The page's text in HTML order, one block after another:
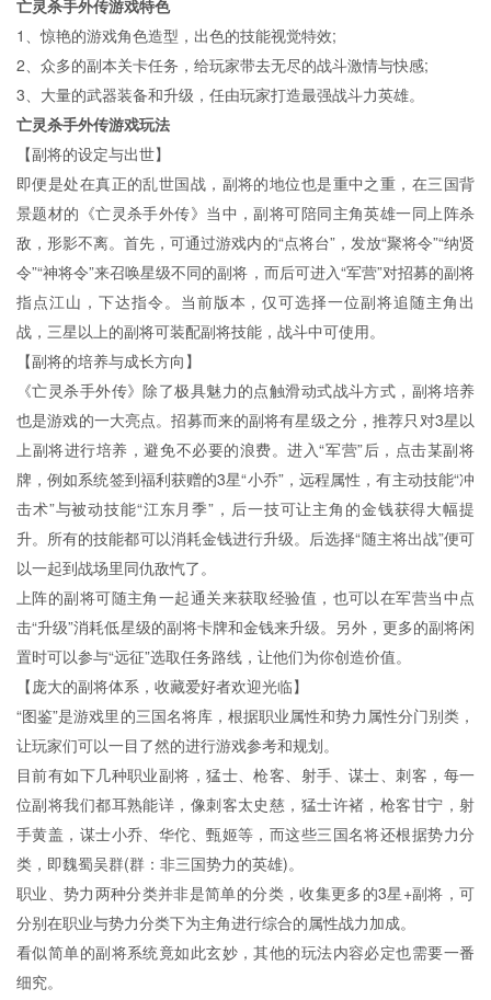
亡灵杀手外传游戏特色
1、惊艳的游戏角色造型，出色的技能视觉特效;
2、众多的副本关卡任务，给玩家带去无尽的战斗激情与快感;
3、大量的武器装备和升级，任由玩家打造最强战斗力英雄。
亡灵杀手外传游戏玩法
【副将的设定与出世】
即便是处在真正的乱世国战，副将的地位也是重中之重，在三国背
景题材的《亡灵杀手外传》当中，副将可陪同主角英雄一同上阵杀
敌，形影不离。首先，可通过游戏内的“点将台”，发放“聚将令”“纳贤
令”“神将令”来召唤星级不同的副将，而后可进入“军营”对招募的副将
指点江山，下达指令。当前版本，仅可选择一位副将追随主角出
战，三星以上的副将可装配副将技能，战斗中可使用。
【副将的培养与成长方向】
《亡灵杀手外传》除了极具魅力的点触滑动式战斗方式，副将培养
也是游戏的一大亮点。招募而来的副将有星级之分，推荐只对3星以
上副将进行培养，避免不必要的浪费。进入“军营”后，点击某副将
牌，例如系统签到福利获赠的3星“小乔”，远程属性，有主动技能“冲
击术”与被动技能“江东月季”，后一技可让主角的金钱获得大幅提
升。所有的技能都可以消耗金钱进行升级。后选择“随主将出战”便可
以一起到战场里同仇敌忾了。
上阵的副将可随主角一起通关来获取经验值，也可以在军营当中点
击“升级”消耗低星级的副将卡牌和金钱来升级。另外，更多的副将闲
置时可以参与“远征”选取任务路线，让他们为你创造价值。
【庞大的副将体系，收藏爱好者欢迎光临】
“图鉴”是游戏里的三国名将库，根据职业属性和势力属性分门别类，
让玩家们可以一目了然的进行游戏参考和规划。
目前有如下几种职业副将，猛士、枪客、射手、谋士、刺客，每一
位副将我们都耳熟能详，像刺客太史慈，猛士许褚，枪客甘宁，射
手黄盖，谋士小乔、华佗、甄姬等，而这些三国名将还根据势力分
类，即魏蜀吴群(群：非三国势力的英雄)。
职业、势力两种分类并非是简单的分类，收集更多的3星+副将，可
分别在职业与势力分类下为主角进行综合的属性战力加成。
看似简单的副将系统竟如此玄妙，其他的玩法内容必定也需要一番
细究。